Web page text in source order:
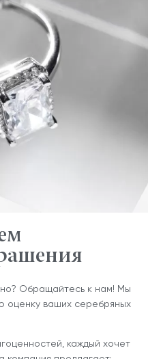
Обращайтесь к нам! Мы
оценку ваших серебряных
каждый хочет